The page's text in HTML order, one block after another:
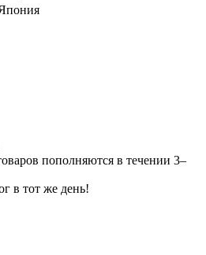
пополняются в течении 3–
в тот же день!